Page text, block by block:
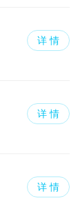
详 情
详 情
详 情